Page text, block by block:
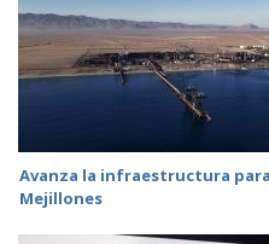
Avanza la infraestructura
Mejillones